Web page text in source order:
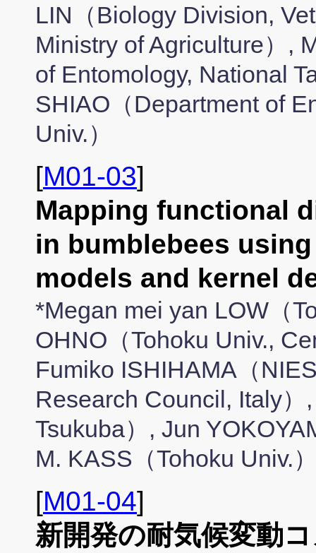
LIN（Biology Division,
Ministry of Agriculture）,
of Entomology, National
SHIAO（Department of
Univ.）
[M01-03]
Mapping functional
in bumblebees
models and kernel
*Megan mei yan LOW（
OHNO（Tohoku Univ.,
Fumiko ISHIHAMA（
Research Council, Italy）
Tsukuba）, Jun
M. KASS（Tohoku Univ.
[M01-04]
新開発の耐気候変動